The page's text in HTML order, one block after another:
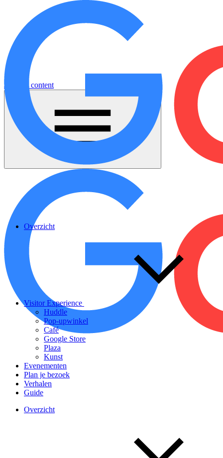
Jump to content
Overzicht
Visitor Experience
Huddle
Pop-upwinkel
Café
Google Store
Plaza
Kunst
Evenementen
Plan je bezoek
Verhalen
Guide
Overzicht